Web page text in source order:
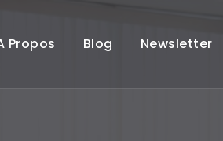
Propos Blog Newsletter